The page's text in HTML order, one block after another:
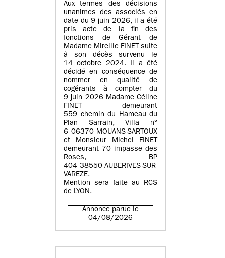
Aux termes des décisions
unanimes des associés en
date du 9 juin 2026, il a été
pris acte de la fin des
fonctions de Gérant de
Madame Mireille FINET suite
à son décès survenu le
14 octobre 2024. Il a été
décidé en conséquence de
nommer en qualité de
cogérants à compter du
9 juin 2026 Madame Céline
FINET demeurant
559 chemin du Hameau du
Plan Sarrain, Villa n°
6 06370 MOUANS-SARTOUX
et Monsieur Michel FINET
demeurant 70 impasse des
Roses, BP
404 38550 AUBERIVES-SUR-
VAREZE.
Mention sera faite au RCS
de LYON.
Annonce parue le
04/08/2026